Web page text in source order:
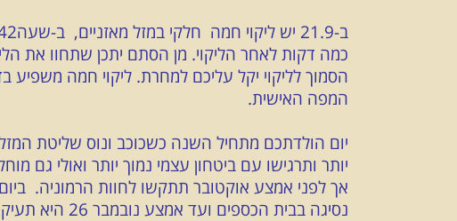
כמה דקות לאחר הליקוי. מן הסתם יתכן שתחוו את
הסמוך לליקוי יקל עליכם למחרת. ליקוי חמה
המפה האישית.
יום הולדתכם מתחיל השנה כשכוכב ונוס שליטת
נסיגה בבית הכספים ועד אמצע נובמבר 26 היא תעיק כשלאחר מכן מצבכם משתנה לטובה.